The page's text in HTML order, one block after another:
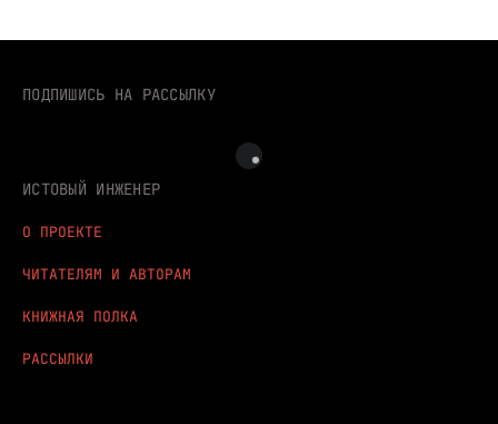
ИСТОВЫЙ ИНЖЕНЕР
О ПРОЕКТЕ
ЧИТАТЕЛЯМ И АВТОРАМ
КНИЖНАЯ ПОЛКА
РАССЫЛКИ
ПОДПИШИСЬ НА РАССЫЛКУ